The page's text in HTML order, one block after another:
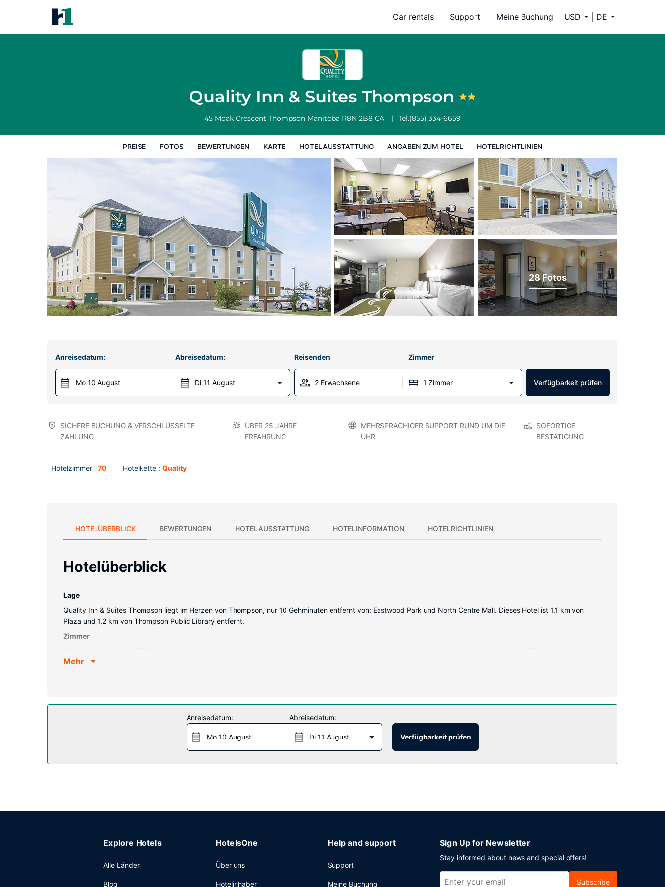
Car rentals Support Meine Buchung USD DE
Quality Inn & Suites Thompson
45 Moak Crescent Thompson Manitoba R8N 2B8 CA Tel.(855) 334-6659
PREISE FOTOS BEWERTUNGEN KARTE HOTELAUSSTATTUNG ANGABEN ZUM HOTEL HOTELRICHTLINIEN
Hotelrichtlinien
28 Fotos
Anreisedatum:
Mo 10 August
Abreisedatum:
Di 11 August
Reisenden Zimmer
2 Erwachsene 1 Zimmer Verfügbarkeit prüfen
SICHERE BUCHUNG & VERSCHLÜSSELTE
ZAHLUNG
ÜBER 25 JAHRE
ERFAHRUNG
MEHRSPRACHIGER SUPPORT RUND UM DIE
UHR
SOFORTIGE
BESTÄTIGUNG
Hotelzimmer : 70 Hotelkette : Quality
HOTELÜBERBLICK BEWERTUNGEN HOTELAUSSTATTUNG HOTELINFORMATION HOTELRICHTLINIEN
Hotelüberblick
Lage
Quality Inn & Suites Thompson liegt im Herzen von Thompson, nur 10 Gehminuten entfernt von: Eastwood Park und North Centre Mall. Dieses Hotel ist 1,1 km von
Plaza und 1,2 km von Thompson Public Library entfernt.
Zimmer
ausgestattet. Plasmafernseher mit Kabelempfang garantieren Unterhaltung und es gibt außerdem einen Internetzugang per Kabel (kostenlos). Zur Austattung
Grillmöglichkeiten und einen Bankettsaal bietet dieses Hotel.
Ein inbegriffenes Frühstücksbuffet wird unter der Woche von 06:00 Uhr bis 09:00 Uhr und am Wochenende von 06:00 Uhr bis 10:00 Uhr angeboten.
Mehr
Anreisedatum:
Mo 10 August
Abreisedatum:
Di 11 August Verfügbarkeit prüfen
Explore Hotels
Alle Länder
Blog
HotelsOne
Über uns
Hotelinhaber
Help and support
Support
Meine Buchung
Sign Up for Newsletter
Stay informed about news and special offers!
Subscribe